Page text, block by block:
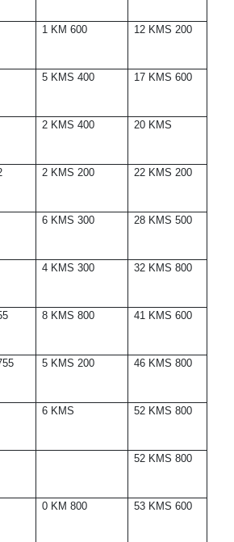
1 KM 600 12 KMS 200
5 KMS 400 17 KMS 600
2 KMS 400 20 KMS
2 KMS 200 22 KMS 200
6 KMS 300 28 KMS 500
4 KMS 300 32 KMS 800
8 KMS 800 41 KMS 600
5 KMS 200 46 KMS 800
6 KMS 52 KMS 800
52 KMS 800
0 KM 800 53 KMS 600